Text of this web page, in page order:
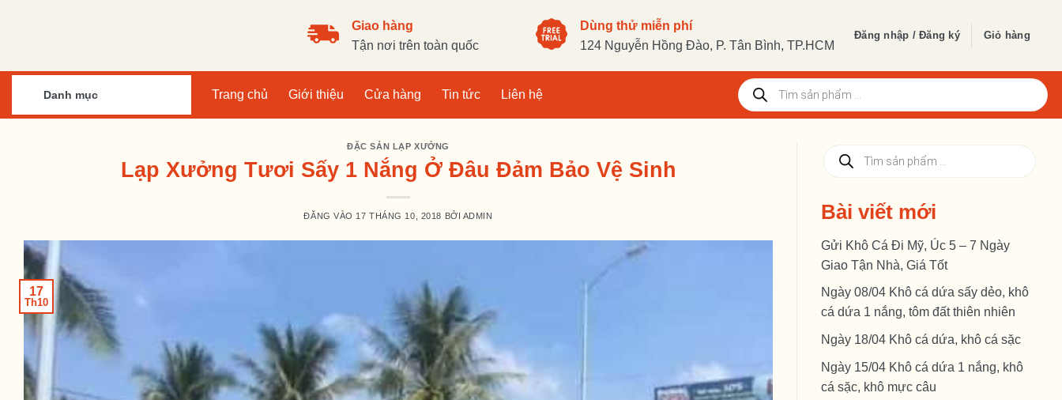
dung
Giao hàng
Tận nơi trên toàn quốc
Dùng thử miễn phí
124 Nguyễn Hồng Đào, P. Tân Bình, TP.HCM
Đăng nhập / Đăng ký Giỏ hàng
Danh mục Trang chủ Giới thiệu Cửa hàng Tin tức Liên hệ
Tìm
kiếm
sản
phẩm
ĐẶC SẢN LẠP XƯỞNG
Lạp Xưởng Tươi Sấy 1 Nắng Ở Đâu Đảm Bảo Vệ Sinh
ĐĂNG VÀO 17 THÁNG 10, 2018 BỞI ADMIN
17
Th10
kiếm
Bài viết mới
Gửi Khô Cá Đi Mỹ, Úc 5 – 7 Ngày
Giao Tận Nhà, Giá Tốt
Ngày 08/04 Khô cá dứa sấy dẻo, khô
cá dứa 1 nắng, tôm đất thiên nhiên
Ngày 18/04 Khô cá dứa, khô cá sặc
Ngày 15/04 Khô cá dứa 1 nắng, khô
cá sặc, khô mực câu